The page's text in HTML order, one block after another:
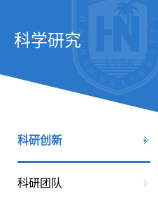
科学研究
科研创新
科研团队